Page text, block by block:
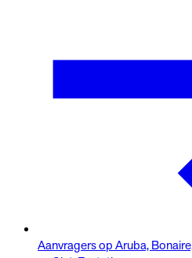
Aanvragers op Aruba,